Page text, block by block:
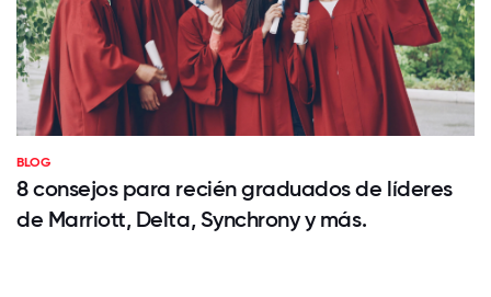
BLOG
8 consejos para recién graduados de líderes
de Marriott, Delta, Synchrony y más.